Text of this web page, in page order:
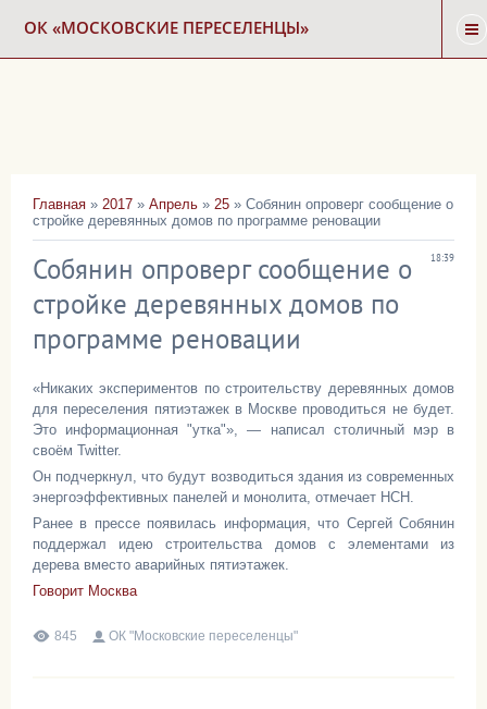
ОК «МОСКОВСКИЕ ПЕРЕСЕЛЕНЦЫ»
КАРТА СНОСА
ФОРУМ
Главная » 2017 » Апрель » 25 » Собянин опроверг сообщение о
стройке деревянных домов по программе реновации
18:39
Собянин опроверг сообщение о
стройке деревянных домов по
программе реновации
«Никаких экспериментов по строительству деревянных домов
для переселения пятиэтажек в Москве проводиться не будет.
Это информационная "утка"», — написал столичный мэр в
своём Twitter.
Он подчеркнул, что будут возводиться здания из современных
энергоэффективных панелей и монолита, отмечает НСН.
Ранее в прессе появилась информация, что Сергей Собянин
поддержал идею строительства домов с элементами из
дерева вместо аварийных пятиэтажек.
Говорит Москва
845 ОК "Московские переселенцы"